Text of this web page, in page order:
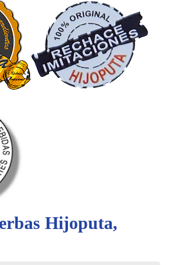
Hijoputa,